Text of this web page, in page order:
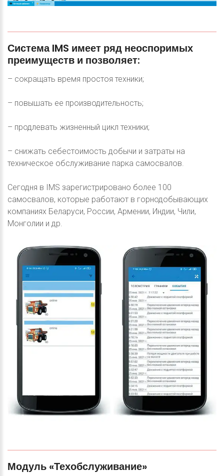
Система IMS имеет ряд неоспоримых
преимуществ и позволяет:
– сокращать время простоя техники;
– повышать ее производительность;
– продлевать жизненный цикл техники;
– снижать себестоимость добычи и затраты на
техническое обслуживание парка самосвалов.
Сегодня в IMS зарегистрировано более 100
самосвалов, которые работают в горнодобывающих
компаниях Беларуси, России, Армении, Индии, Чили,
Монголии и др.
Модуль «Техобслуживание»